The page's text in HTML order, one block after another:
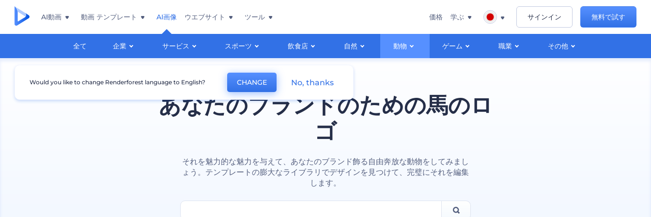
AI動画 動画 テンプレート AI画像
全て 企業 サービス スポーツ 飲食店 自然 動物 ゲーム 職業 その他
ウエブサイト ツール 価格 学ぶ サインイン 無料で試す
あなたのブランドのための馬のロ
ゴ
それを魅力的な魅力を与えて、あなたのブランド飾る自由奔放な動物をしてみまし
ょう。テンプレートの膨大なライブラリでデザインを見つけて、完璧にそれを編集
します。
Would you like to change Renderforest language to English? CHANGE No, thanks